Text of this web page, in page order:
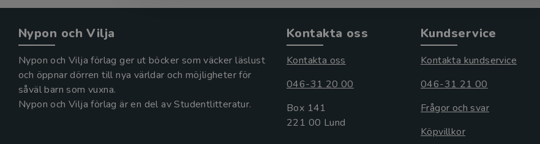
Nypon och Vilja
Nypon och Vilja förlag ger ut böcker som väcker läslust
och öppnar dörren till nya världar och möjligheter för
såväl barn som vuxna.
Nypon och Vilja förlag är en del av Studentlitteratur.
Kontakta oss
Kontakta oss
046-31 20 00
Box 141
221 00 Lund
Kundservice
Kontakta kundservice
046-31 21 00
Frågor och svar
Köpvillkor